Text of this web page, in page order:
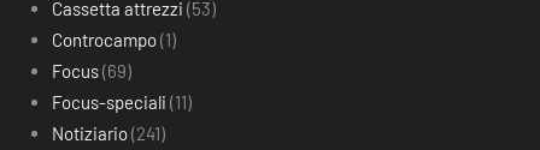
Cassetta attrezzi (53)
Controcampo(1)
Focus(69)
Focus-speciali (11)
Notiziario(241)